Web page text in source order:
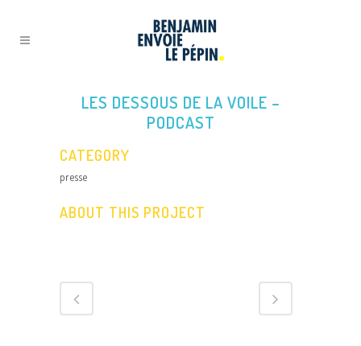
LES DESSOUS DE LA VOILE –
PODCAST
CATEGORY
presse
ABOUT THIS PROJECT